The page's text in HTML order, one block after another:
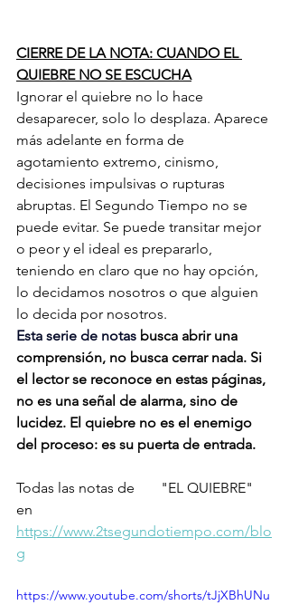
CIERRE DE LA NOTA: CUANDO EL
QUIEBRE NO SE ESCUCHA
Ignorar el quiebre no lo hace
desaparecer, solo lo desplaza. Aparece
más adelante en forma de
agotamiento extremo, cinismo,
decisiones impulsivas o rupturas
abruptas. El Segundo Tiempo no se
puede evitar. Se puede transitar mejor
o peor y el ideal es prepararlo,
teniendo en claro que no hay opción,
lo decidamos nosotros o que alguien
lo decida por nosotros.
Esta serie de notas busca abrir una
comprensión, no busca cerrar nada. Si
el lector se reconoce en estas páginas,
no es una señal de alarma, sino de
lucidez. El quiebre no es el enemigo
del proceso: es su puerta de entrada.
Todas las notas de 	"EL QUIEBRE"
en
https://www.2tsegundotiempo.com/blo
g
https://www.youtube.com/shorts/tJjXBhUNu